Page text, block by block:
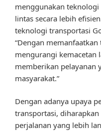
menggunakan
lintas secara lebih
teknologi transportasi
“Dengan
mengurangi kemacetan
memberikan pelayanan
masyarakat.”
Dengan adanya upaya
transportasi,
perjalanan yang lebih